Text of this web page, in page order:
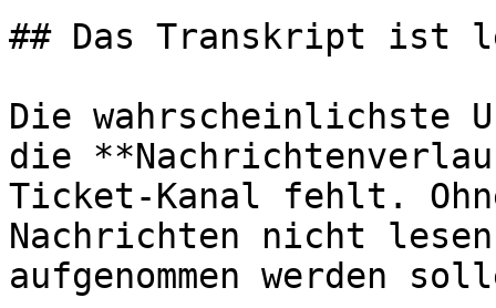
## Das Transkript ist
Die wahrscheinlichste
die
Ticket-Kanal fehlt.
Nachrichten nicht
aufgenommen werden